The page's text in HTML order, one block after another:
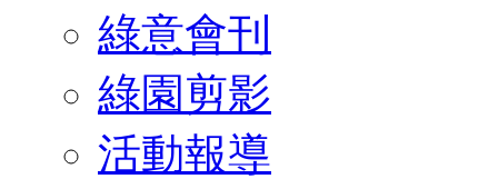
綠意會刊
綠園剪影
活動報導